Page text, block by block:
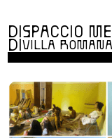
DISPACCIO
DIVILLA ROMANA